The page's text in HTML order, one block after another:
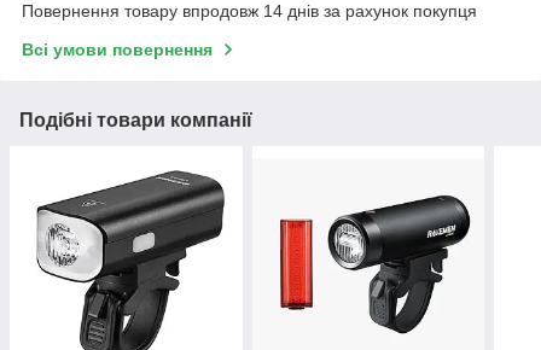
Повернення товару впродовж 14 днів за рахунок покупця
Всі умови повернення
Подібні товари компанії